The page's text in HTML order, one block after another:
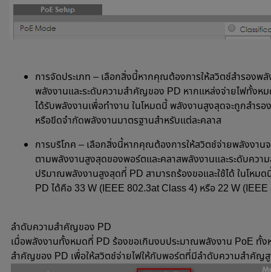
การจัดประเภท – เลือกสิ่งนี้หากคุณต้องการให้สวิตช์สำรองพ
พลังงานและระดับความสำคัญของ PD หากแหล่งจ่ายไฟทั้งห
ได้รับพลังงานเพื่อทำงาน ในโหมดนี้ พลังงานสูงสุดจะถูกสำ
หรือขีดจำกัดพลังงานมาตรฐานสำหรับแต่ละคลาส
การบริโภค – เลือกสิ่งนี้หากคุณต้องการให้สวิตช์จ่ายพลังงา
ตามพลังงานสูงสุดของพอร์ตและคลาสพลังงานและระดับคว
ปริมาณพลังงานสูงสุดที่ PD สามารถร้องขอและใช้ได้ ในโหม
PD ได้คือ 33 W (IEEE 802.3at Class 4) หรือ 22 W
ลำดับความสำคัญของ PD
เมื่อพลังงานทั้งหมดที่ PD ร้องขอเกินงบประมาณพลังงาน PoE ทั้
สำคัญของ PD เพื่อให้สวิตช์จ่ายไฟให้กับพอร์ตที่มีลำดับความสำคัญ